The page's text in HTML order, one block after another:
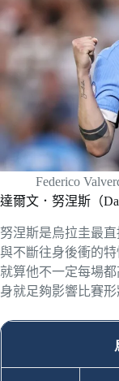
Federico
達爾文．努涅斯（
努涅斯是烏拉圭最
與不斷往身後衝的
就算他不一定每場
身就足夠影響比賽形